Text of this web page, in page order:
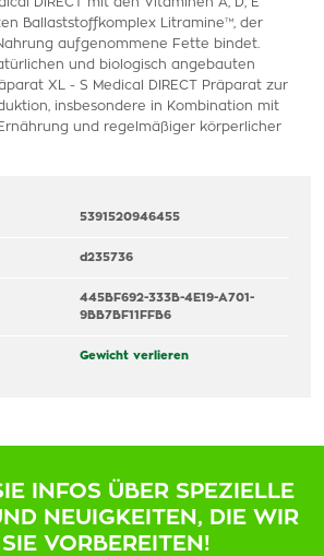
Ballaststoffkomplex Litramine™, der
aufgenommene Fette bindet.
und biologisch angebauten
XL - S Medical DIRECT Präparat zur
insbesondere in Kombination mit
und regelmäßiger körperlicher
5391520946455
d235736
445BF692-333B-4E19-A701-
9BB7BF11FFB6
Gewicht verlieren
INFOS ÜBER SPEZIELLE
NEUIGKEITEN, DIE WIR
SIE VORBEREITEN!